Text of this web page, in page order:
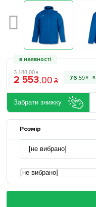
в наявності
3 188.00 ₴
2 553.00 ₴ 76 .59 ₴
Забрати знижку
Розмір
[не вибрано]